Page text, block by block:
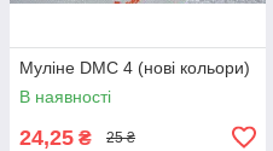
Муліне DMC 4 (нові кольори)
В наявності
24,25 ₴ 25 ₴